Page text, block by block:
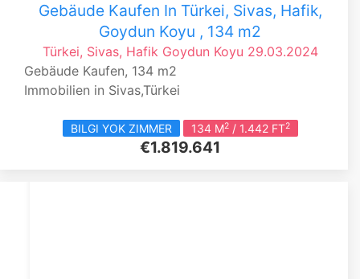
Gebäude Kaufen In Türkei, Sivas, Hafik,
Goydun Koyu , 134 m2
Türkei, Sivas, Hafik Goydun Koyu 29.03.2024
Gebäude Kaufen, 134 m2
Immobilien in Sivas,Türkei
BILGI YOK ZIMMER 134 M2/ 1.442 FT2
€1.819.641